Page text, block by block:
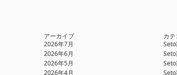
アーカイブ
2026年7月
2026年6月
2026年5月
2026年4月
カ